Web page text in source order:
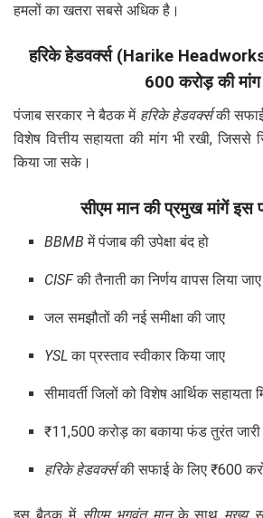
हमलों का खतरा सबसे अधिक है।
हरिके हेडवर्क्स (Harike
600 करोड़ की मांग
पंजाब सरकार ने बैठक में हरिके हेडवर्क्सकी
विशेष वित्तीय सहायता की मांग भी रखी, जिससे
किया जा सके।
सीएम मान की प्रमुख मांगें इस
BBMBमें पंजाब की उपेक्षा बंद हो
CISFकी तैनाती का निर्णय वापस लिया जाए
जल समझौतों की नई समीक्षा की जाए
YSLका प्रस्ताव स्वीकार किया जाए
सीमावर्ती जिलों को विशेष आर्थिक सहायता
₹11,500 करोड़ का बकाया फंड तुरंत जारी
हरिके हेडवर्क्सकी सफाई के लिए ₹600